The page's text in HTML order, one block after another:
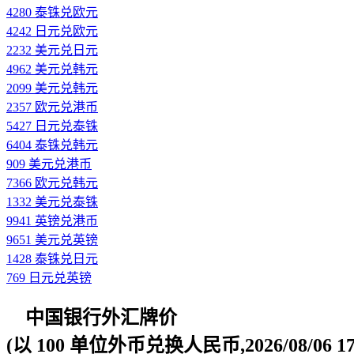
4280 泰铢兑欧元
4242 日元兑欧元
2232 美元兑日元
4962 美元兑韩元
2099 美元兑韩元
2357 欧元兑港币
5427 日元兑泰铢
6404 泰铢兑韩元
909 美元兑港币
7366 欧元兑韩元
1332 美元兑泰铢
9941 英镑兑港币
9651 美元兑英镑
1428 泰铢兑日元
769 日元兑英镑
中国银行外汇牌价
(以 100 单位外币兑换人民币,2026/08/06